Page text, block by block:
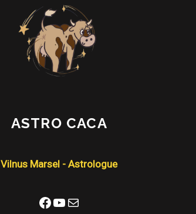
ASTRO CACA
Vilnus Marsel - Astrologue